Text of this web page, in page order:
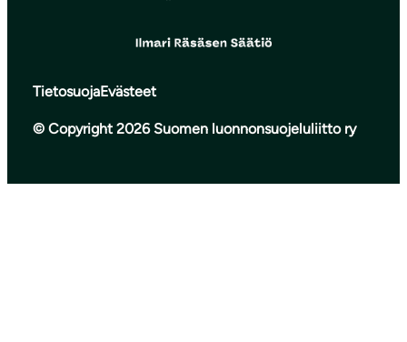
TietosuojaEvästeet
© Copyright 2026 Suomen luonnonsuojeluliitto ry